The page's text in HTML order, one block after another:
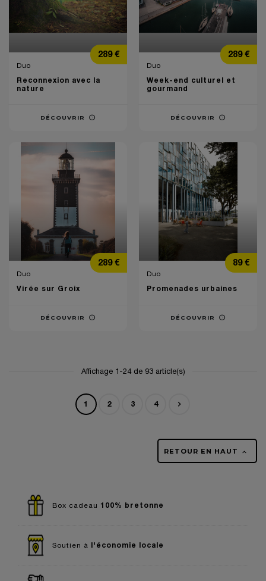
Prix289 €
Duo
Reconnexion avec la
nature
DÉCOUVRIR
Prix289 €
Duo
Week-end culturel et
gourmand
DÉCOUVRIR
Prix289 €
Duo
Virée sur Groix
DÉCOUVRIR
Prix89 €
Duo
Promenades urbaines
DÉCOUVRIR
Affichage 1-24 de 93 article(s)
1 2 3 4 Suivant

RETOUR EN HAUT 
Box cadeau 100% bretonne
Soutien à l'économie locale